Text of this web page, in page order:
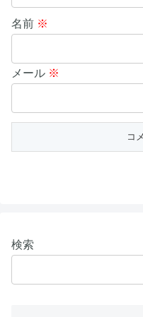
名前 ※
メール ※
検索